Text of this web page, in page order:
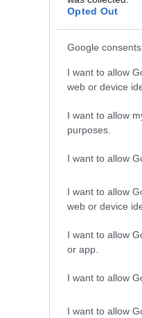
Opted Out
Google consents
I want to allow
web or device
I want to allow
purposes.
I want to allow
I want to allow
web or device
I want to allow
or app.
I want to allow
I want to allow